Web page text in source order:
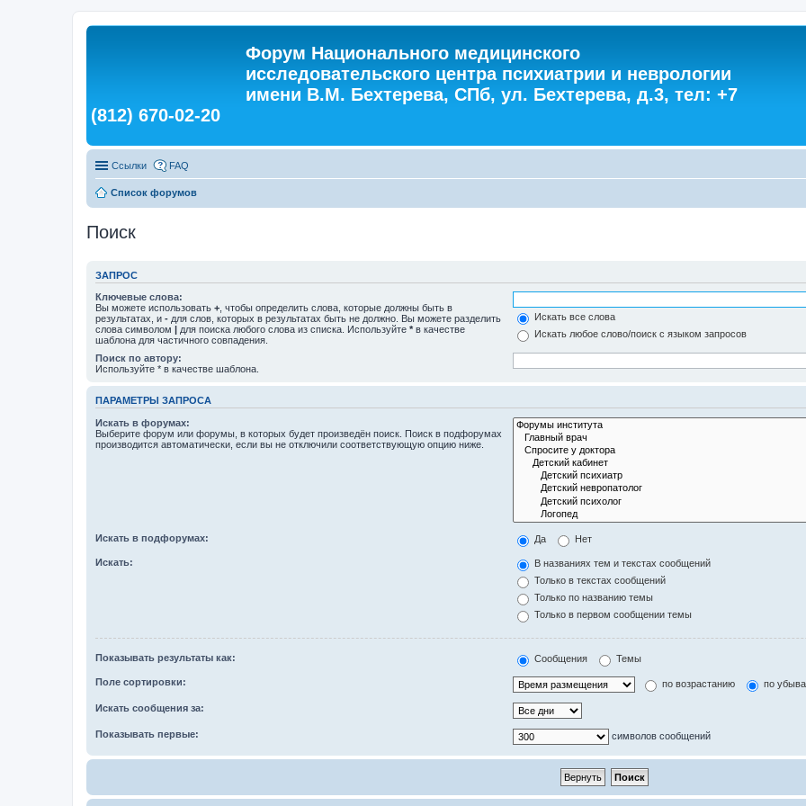
Форум Национального медицинского
исследовательского центра психиатрии и неврологии
имени В.М. Бехтерева, СПб, ул. Бехтерева, д.3, тел: +7
(812) 670-02-20
Ссылки FAQ
Список форумов
Поиск
ЗАПРОС
Ключевые слова:
Вы можете использовать + , чтобы определить слова, которые должны быть в
результатах, и - для слов, которых в результатах быть не должно. Вы можете разделить
слова символом | для поиска любого слова из списка. Используйте * в качестве
шаблона для частичного совпадения.
Искать все слова
Искать любое слово/поиск с языком запросов
Поиск по автору:
Используйте * в качестве шаблона.
ПАРАМЕТРЫ ЗАПРОСА
Искать в форумах:
Выберите форум или форумы, в которых будет произведён поиск. Поиск в подфорумах
производится автоматически, если вы не отключили соответствующую опцию ниже.
Искать в подфорумах: Да Нет
Искать:
В названиях тем и текстах сообщений
Только в текстах сообщений
Только по названию темы
Только в первом сообщении темы
Показывать результаты как: Сообщения Темы
Поле сортировки: по возрастанию по
Искать сообщения за:
Показывать первые: символов сообщений